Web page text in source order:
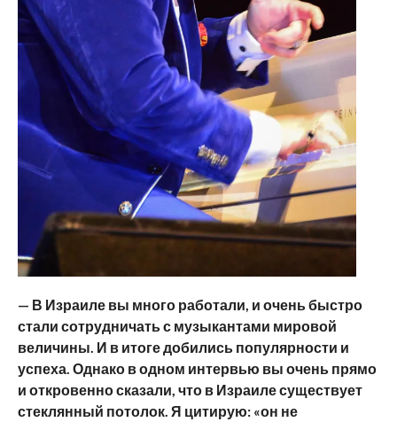
— В Израиле вы много работали, и очень быстро
стали сотрудничать с музыкантами мировой
величины. И в итоге добились популярности и
успеха. Однако в одном интервью вы очень прямо
и откровенно сказали, что в Израиле существует
стеклянный потолок. Я цитирую: «он не